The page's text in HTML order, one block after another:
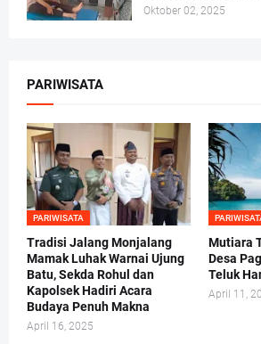
Oktober 02, 2025
PARIWISATA
PARIWISATA
Tradisi Jalang Monjalang
Mamak Luhak Warnai Ujung
Batu, Sekda Rohul dan
Kapolsek Hadiri Acara
Budaya Penuh Makna
April 16, 2025
Mutiara
Desa
Teluk
April 11,